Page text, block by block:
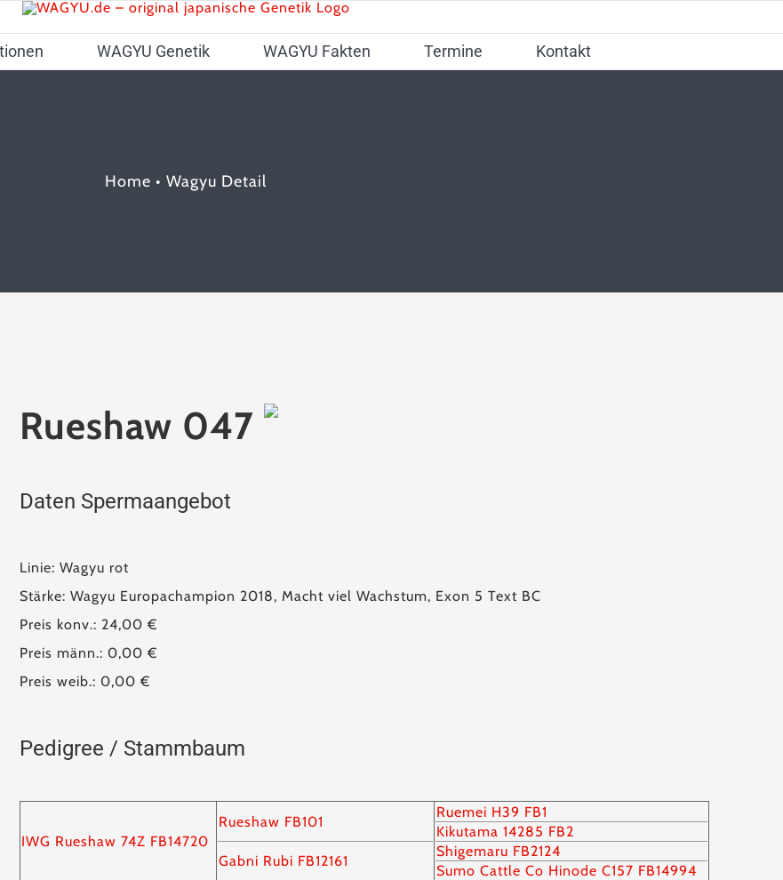
WAGYU Genetik WAGYU Fakten Termine Kontakt
Home • Wagyu Detail
Rueshaw 047
Daten Spermaangebot
Linie: Wagyu rot
Stärke: Wagyu Europachampion 2018, Macht viel Wachstum, Exon 5 Text BC
Preis konv.: 24,00 €
Preis männ.: 0,00 €
Preis weib.: 0,00 €
Pedigree / Stammbaum
IWG Rueshaw 74Z FB14720
Rueshaw FB101
Gabni Rubi FB12161
Ruemei H39 FB1
Kikutama 14285 FB2
Shigemaru FB2124
Sumo Cattle Co Hinode C157 FB14994